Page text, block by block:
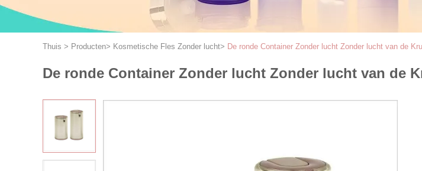
Thuis > Producten> Kosmetische Fles Zonder lucht> De ronde Container Zonder lucht Zonder lucht van de
De ronde Container Zonder lucht Zonder lucht van de